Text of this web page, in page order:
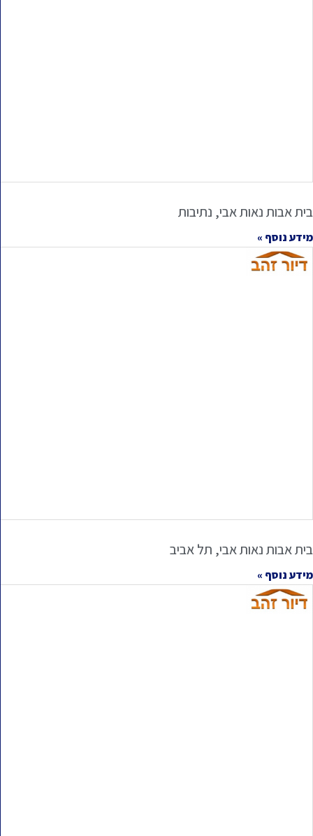
בית אבות נאות אבי, נתיבות
מידע נוסף »
בית אבות נאות אבי, תל אביב
מידע נוסף »